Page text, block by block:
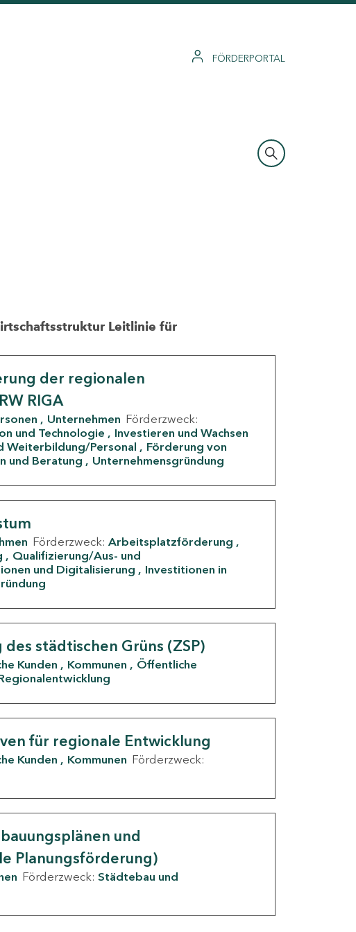
FÖRDERPORTAL
Leitlinie für
der regionalen
RIGA
Unternehmen Förderzweck:
und Technologie
Investieren und Wachsen
Weiterbildung/Personal
Förderung von
und Beratung Unternehmensgründung
Förderzweck: Arbeitsplatzförderung
Qualifizierung/Aus- und
und Digitalisierung
Investitionen in
städtischen Grüns (ZSP)
Kunden Kommunen
Öffentliche
für regionale Entwicklung
Kunden Kommunen Förderzweck:
und
Planungsförderung)
Förderzweck: Städtebau und